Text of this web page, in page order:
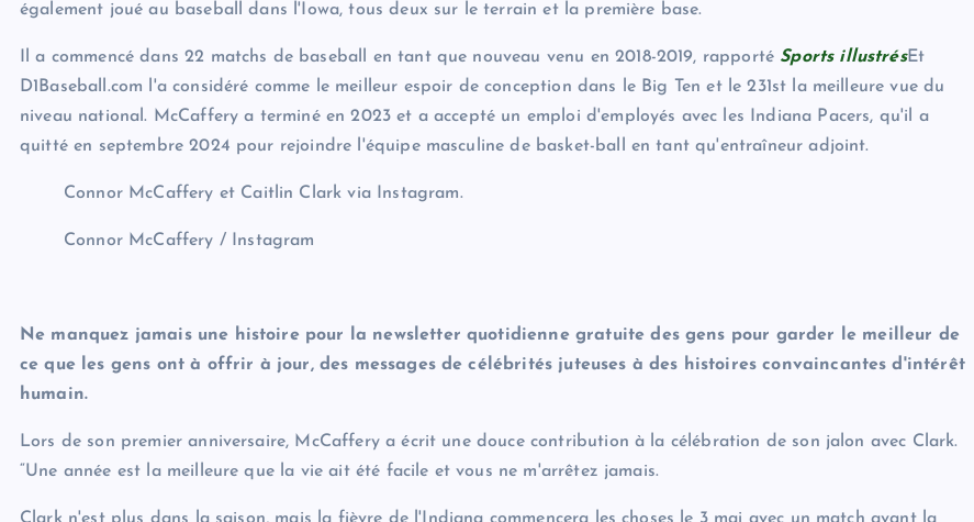
également joué au baseball dans l'Iowa, tous deux sur le terrain et la première base.
Il a commencé dans 22 matchs de baseball en tant que nouveau venu en 2018-2019, rapporté Sports illustrésEt
D1Baseball.com l'a considéré comme le meilleur espoir de conception dans le Big Ten et le 231st la meilleure vue du
niveau national. McCaffery a terminé en 2023 et a accepté un emploi d'employés avec les Indiana Pacers, qu'il a
quitté en septembre 2024 pour rejoindre l'équipe masculine de basket-ball en tant qu'entraîneur adjoint.
Connor McCaffery et Caitlin Clark via Instagram.
Connor McCaffery / Instagram
Ne manquez jamais une histoire pour la newsletter quotidienne gratuite des gens pour garder le meilleur de
ce que les gens ont à offrir à jour, des messages de célébrités juteuses à des histoires convaincantes d'intérêt
humain.
Lors de son premier anniversaire, McCaffery a écrit une douce contribution à la célébration de son jalon avec Clark.
“Une année est la meilleure que la vie ait été facile et vous ne m'arrêtez jamais.